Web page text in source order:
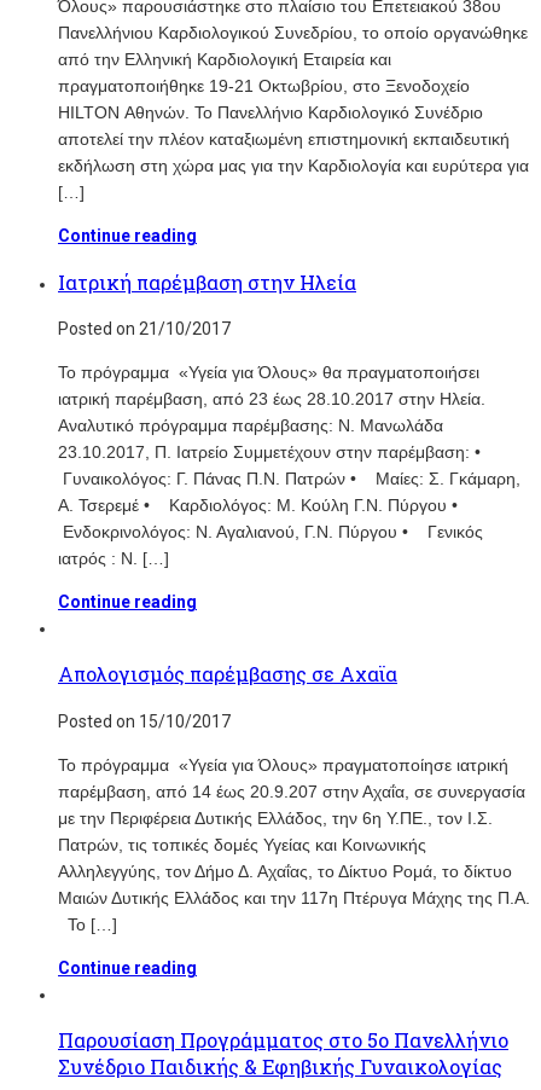
Όλους» παρουσιάστηκε στο πλαίσιο του Επετειακού 38ου
Πανελλήνιου Καρδιολογικού Συνεδρίου, το οποίο οργανώθηκε
από την Ελληνική Καρδιολογική Εταιρεία και
πραγματοποιήθηκε 19-21 Οκτωβρίου, στο Ξενοδοχείο
HILTON Αθηνών. Το Πανελλήνιο Καρδιολογικό Συνέδριο
αποτελεί την πλέον καταξιωμένη επιστημονική εκπαιδευτική
εκδήλωση στη χώρα μας για την Καρδιολογία και ευρύτερα για
[…]
Continue reading
Ιατρική παρέμβαση στην Ηλεία
Posted on 21/10/2017
To πρόγραμμα «Υγεία για Όλους» θα πραγματοποιήσει
ιατρική παρέμβαση, από 23 έως 28.10.2017 στην Ηλεία.
Αναλυτικό πρόγραμμα παρέμβασης: Ν. Mανωλάδα
23.10.2017, Π. Ιατρείο Συμμετέχουν στην παρέμβαση: •
Γυναικολόγος: Γ. Πάνας Π.Ν. Πατρών • Μαίες: Σ. Γκάμαρη,
Α. Τσερεμέ • Καρδιολόγος: M. Kούλη Γ.Ν. Πύργου •
Ενδοκρινολόγος: Ν. Αγαλιανού, Γ.Ν. Πύργου • Γενικός
ιατρός : Ν. […]
Continue reading
Απολογισμός παρέμβασης σε Αχαϊα
Posted on 15/10/2017
To πρόγραμμα «Υγεία για Όλους» πραγματοποίησε ιατρική
παρέμβαση, από 14 έως 20.9.207 στην Αχαΐα, σε συνεργασία
με την Περιφέρεια Δυτικής Ελλάδος, την 6η Υ.ΠΕ., τον Ι.Σ.
Πατρών, τις τοπικές δομές Υγείας και Κοινωνικής
Αλληλεγγύης, τον Δήμο Δ. Αχαΐας, το Δίκτυο Ρομά, το δίκτυο
Μαιών Δυτικής Ελλάδος και την 117η Πτέρυγα Μάχης της Π.Α.
Το […]
Continue reading
Παρουσίαση Προγράμματος στο 5ο Πανελλήνιο
Συνέδριο Παιδικής & Εφηβικής Γυναικολογίας